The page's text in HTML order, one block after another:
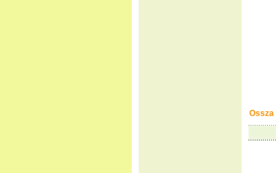
Ossza